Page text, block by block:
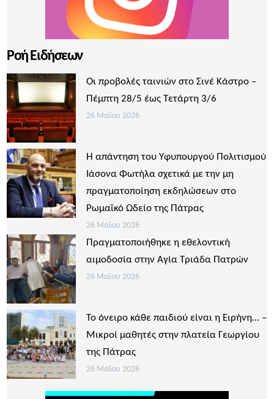
Ροή Ειδήσεων
Οι προβολές ταινιών στο Σινέ Κάστρο –
Πέμπτη 28/5 έως Τετάρτη 3/6
26 Μαΐου 2026
Η απάντηση του Υφυπουργού Πολιτισμού
Ιάσονα Φωτήλα σχετικά με την μη
πραγματοποίηση εκδηλώσεων στο
Ρωμαϊκό Ωδείο της Πάτρας
26 Μαΐου 2026
Πραγματοποιήθηκε η εθελοντική
αιμοδοσία στην Αγία Τριάδα Πατρών
26 Μαΐου 2026
Το όνειρο κάθε παιδιού είναι η Ειρήνη… –
Μικροί μαθητές στην πλατεία Γεωργίου
της Πάτρας
26 Μαΐου 2026